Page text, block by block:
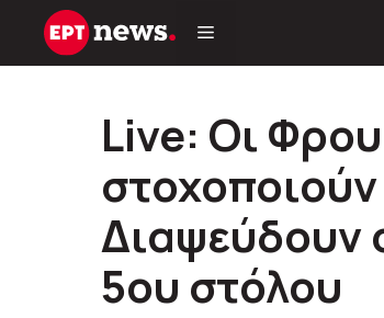
Μετάβαση
Live: Οι
Διαψεύδoυν
5ου στόλου